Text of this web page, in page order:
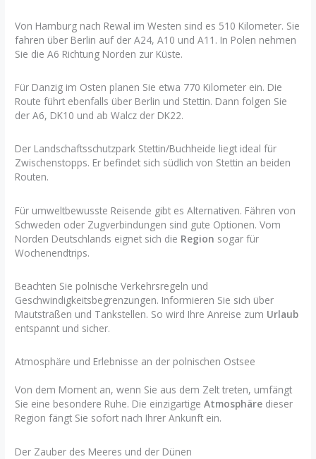
Von Hamburg nach Rewal im Westen sind es 510 Kilometer. Sie
fahren über Berlin auf der A24, A10 und A11. In Polen nehmen
Sie die A6 Richtung Norden zur Küste.
Für Danzig im Osten planen Sie etwa 770 Kilometer ein. Die
Route führt ebenfalls über Berlin und Stettin. Dann folgen Sie
der A6, DK10 und ab Walcz der DK22.
Der Landschaftsschutzpark Stettin/Buchheide liegt ideal für
Zwischenstopps. Er befindet sich südlich von Stettin an beiden
Routen.
Für umweltbewusste Reisende gibt es Alternativen. Fähren von
Schweden oder Zugverbindungen sind gute Optionen. Vom
Norden Deutschlands eignet sich die Region sogar für
Wochenendtrips.
Beachten Sie polnische Verkehrsregeln und
Geschwindigkeitsbegrenzungen. Informieren Sie sich über
Mautstraßen und Tankstellen. So wird Ihre Anreise zum Urlaub
entspannt und sicher.
Atmosphäre und Erlebnisse an der polnischen Ostsee
Von dem Moment an, wenn Sie aus dem Zelt treten, umfängt
Sie eine besondere Ruhe. Die einzigartigeAtmosphäre dieser
Region fängt Sie sofort nach Ihrer Ankunft ein.
Der Zauber des Meeres und der Dünen